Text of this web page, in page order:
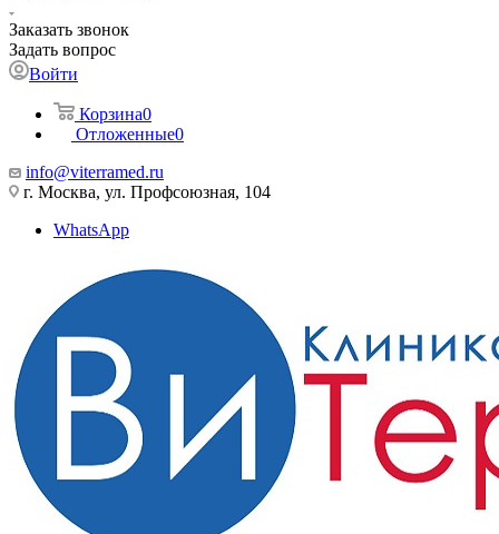
Заказать звонок
Задать вопрос
Войти
Корзина0
Отложенные0
info@viterramed.ru
г. Москва, ул. Профсоюзная, 104
WhatsApp